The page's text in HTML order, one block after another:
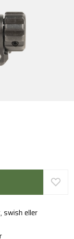
swish eller